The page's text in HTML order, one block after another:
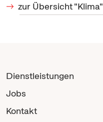
zur Übersicht "Klima"
Dienstleistungen
Jobs
Kontakt